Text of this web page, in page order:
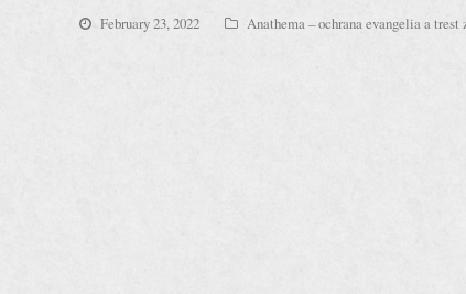
February 23, 2022 Anathema – ochrana evangelia a trest